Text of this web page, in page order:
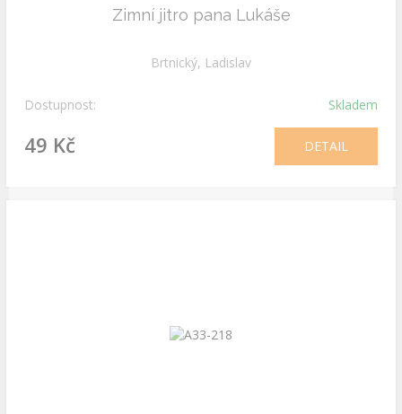
Zimní jitro pana Lukáše
Brtnický, Ladislav
Dostupnost: Skladem
49 Kč DETAIL